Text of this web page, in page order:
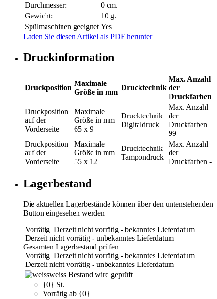
Durchmesser:
0 cm.
Gewicht:
10 g.
Spülmaschinen geeignet Yes
Laden Sie diesen Artikel als PDF herunter
Druckinformation
Druckposition
Maximale
Größe in mm
Drucktechnik
Max. Anzahl
der
Druckfarben
Druckposition
auf der
Vorderseite
Maximale
Größe in mm
65 x 9
Drucktechnik
Digitaldruck
Max. Anzahl
der
Druckfarben
99
Druckposition
auf der
Vorderseite
Maximale
Größe in mm
55 x 12
Drucktechnik
Tampondruck
Max. Anzahl
der
Druckfarben -
Lagerbestand
Die aktuellen Lagerbestände können über den untenstehenden
Button eingesehen werden
Vorrätig Derzeit nicht vorrätig - bekanntes Lieferdatum
Derzeit nicht vorrätig - unbekanntes Lieferdatum
Gesamten Lagerbestand prüfen
Vorrätig Derzeit nicht vorrätig - bekanntes Lieferdatum
Derzeit nicht vorrätig - unbekanntes Lieferdatum
weiss Bestand wird geprüft
{0} St.
Vorrätig ab {0}